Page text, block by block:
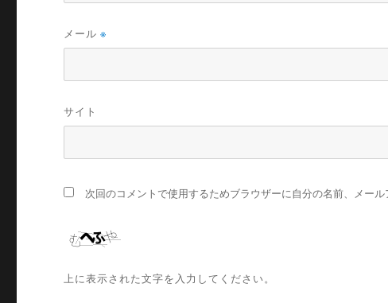
メール※
サイト
次回のコメントで使用するためブラウザーに自分の名前、メール
上に表示された文字を入力してください。